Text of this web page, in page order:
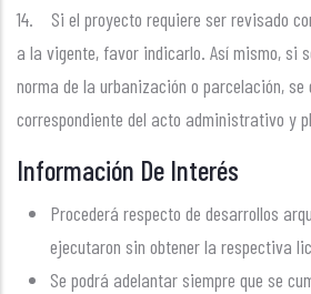
14. Si el proyecto requiere ser revisado
a la vigente, favor indicarlo. Así mismo, si
norma de la urbanización o parcelación,
correspondiente del acto administrativo y
Información De Interés
Procederá respecto de desarrollos
ejecutaron sin obtener la respectiva
Se podrá adelantar siempre que se